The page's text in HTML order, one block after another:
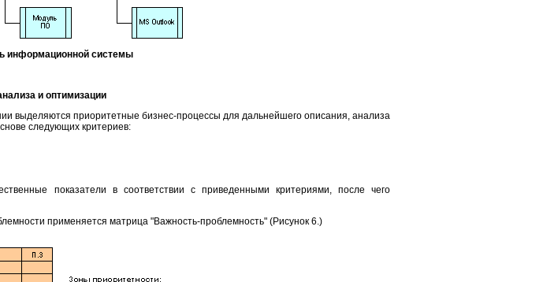
информационной системы
и оптимизации
выделяются приоритетные бизнес-процессы для дальнейшего описания, анализа
следующих критериев:
показатели в соответствии с приведенными критериями, после чего
применяется матрица "Важность-проблемность" (Рисунок 6.)